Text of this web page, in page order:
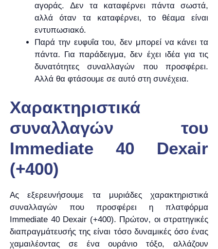
αγοράς. Δεν τα καταφέρνει πάντα σωστά,
αλλά όταν τα καταφέρνει, το θέαμα είναι
εντυπωσιακό.
Παρά την ευφυΐα του, δεν μπορεί να κάνει τα
πάντα. Για παράδειγμα, δεν έχει ιδέα για τις
δυνατότητες συναλλαγών που προσφέρει.
Αλλά θα φτάσουμε σε αυτό στη συνέχεια.
Χαρακτηριστικά
συναλλαγών του
Immediate 40 Dexair
(+400)
Ας εξερευνήσουμε τα μυριάδες χαρακτηριστικά
συναλλαγών που προσφέρει η πλατφόρμα
Immediate 40 Dexair (+400). Πρώτον, οι στρατηγικές
διαπραγμάτευσής της είναι τόσο δυναμικές όσο ένας
χαμαιλέοντας σε ένα ουράνιο τόξο, αλλάζουν